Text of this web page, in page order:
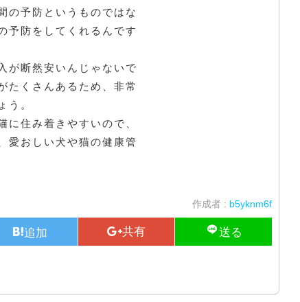
の予防というものではな
予防をしてくれるんです
が断然安いんじゃないで
たくさんあるため、非常
う。
に住み着きやすいので、
愛おしい犬や猫の健康管
作成者 : b5yknm6f